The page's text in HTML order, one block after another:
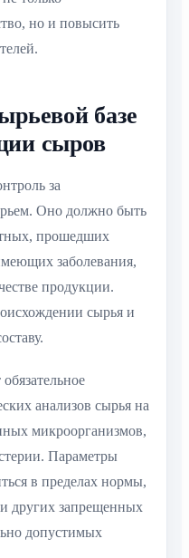
но и повысить
базе
сыров
за
Оно должно быть
прошедших
заболевания,
продукции.
сырья и
анализов сырья на
микроорганизмов,
Параметры
в пределах нормы,
других запрещенных
допустимых